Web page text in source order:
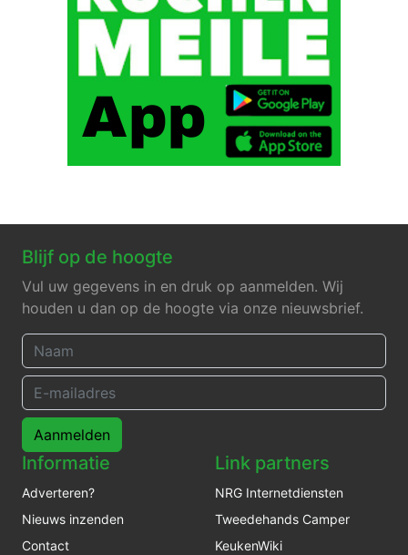
Blijf op de hoogte
Vul uw gegevens in en druk op aanmelden. Wij
houden u dan op de hoogte via onze nieuwsbrief.
Aanmelden
Informatie
Adverteren?
Nieuws inzenden
Contact
Link partners
NRG Internetdiensten
Tweedehands Camper
KeukenWiki